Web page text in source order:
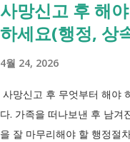
사망신고 후 해
하세요(행정, 상
4월 24, 2026
사망신고 후 무엇부터 해야
다. 가족을 떠나보낸 후 남
을 잘 마무리해야 할 행정절